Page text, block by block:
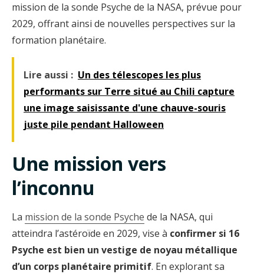
mission de la sonde Psyche de la NASA, prévue pour
2029, offrant ainsi de nouvelles perspectives sur la
formation planétaire.
Lire aussi : Un des télescopes les plus
performants sur Terre situé au Chili capture
une image saisissante d'une chauve-souris
juste pile pendant Halloween
Une mission vers
l’inconnu
La mission de la sonde Psyche de la NASA, qui
atteindra l’astéroïde en 2029, vise à confirmer si 16
Psyche est bien un vestige de noyau métallique
d’un corps planétaire primitif. En explorant sa